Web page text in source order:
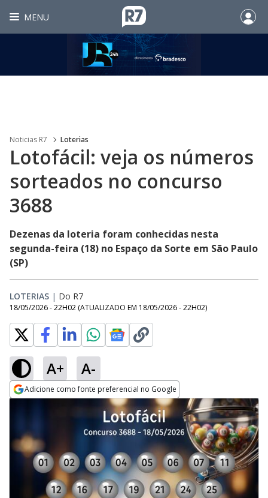
MENU
Noticias R7 Loterias
Lotofácil: veja os números
sorteados no concurso
3688
Dezenas da loteria foram conhecidas nesta
segunda-feira (18) no Espaço da Sorte em São Paulo
(SP)
LOTERIAS | Do R7
18/05/2026 - 22H02 (ATUALIZADO EM 18/05/2026 - 22H02)
A+ A-
Adicione como fonte preferencial no Google
Opens in new window